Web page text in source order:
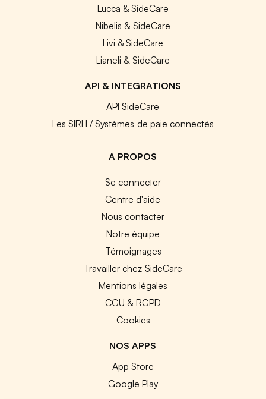
Lucca & SideCare
Nibelis & SideCare
Livi & SideCare
Lianeli & SideCare
API & INTEGRATIONS
API SideCare
Les SIRH / Systèmes de paie connectés
A PROPOS
Se connecter
Centre d'aide
Nous contacter
Notre équipe
Témoignages
Travailler chez SideCare
Mentions légales
CGU & RGPD
Cookies
NOS APPS
App Store
Google Play